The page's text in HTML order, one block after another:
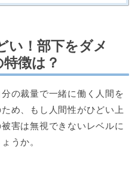
い！部下をダメ
徴は？
の裁量で一緒に働く人間を
め、もし人間性がひどい上
害は無視できないレベルに
うか。